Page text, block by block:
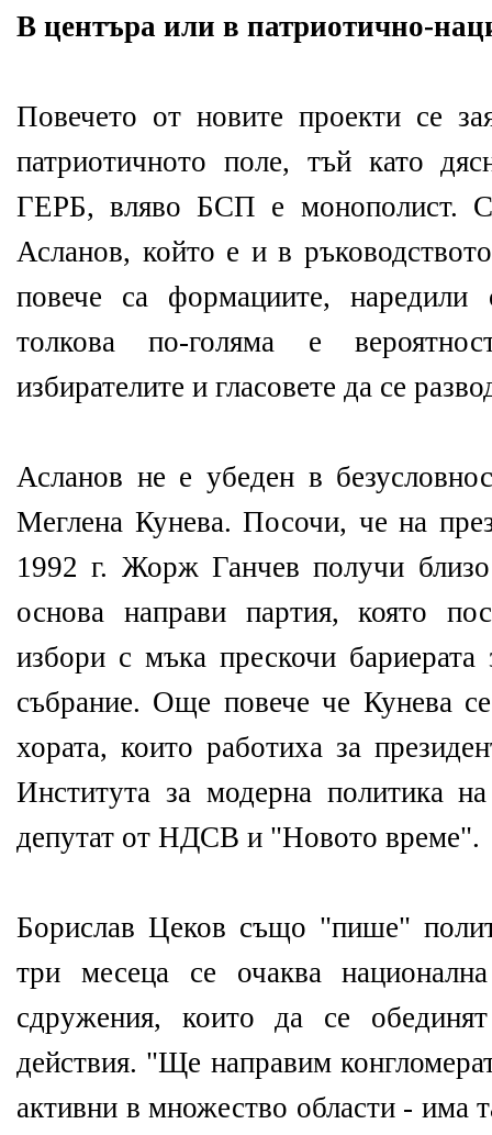
В центъра или в патриотично-
Повечето от новите проекти се
патриотичното поле, тъй като
ГЕРБ, вляво БСП е монополист.
Асланов, който е и в
повече са формациите, наредили
толкова по-голяма е
избирателите и гласовете да се
Асланов не е убеден в
Меглена Кунева. Посочи, че на
1992 г. Жорж Ганчев получи
основа направи партия, която
избори с мъка прескочи
събрание. Още повече че Кунева
хората, които работиха за
Института за модерна политика
депутат от НДСВ и "Новото време".
Борислав Цеков също "пише"
три месеца се очаква
сдружения, които да се
действия. "Ще направим
активни в множество области - има